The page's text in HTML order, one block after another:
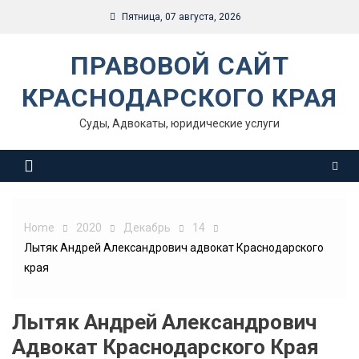
Пятница, 07 августа, 2026
ПРАВОВОЙ САЙТ
КРАСНОДАРСКОГО КРАЯ
Суды, Адвокаты, юридические услуги
Home 2020 Декабрь
14
Лытяк Андрей Александрович адвокат Краснодарского
края
Лытяк Андрей Александрович
Адвокат Краснодарского Края